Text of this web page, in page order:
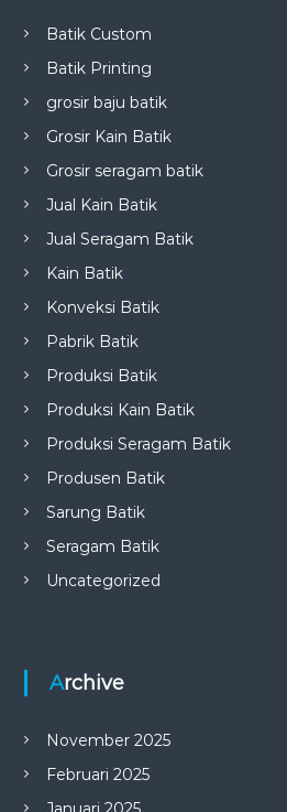
Batik Custom
Batik Printing
grosir baju batik
Grosir Kain Batik
Grosir seragam batik
Jual Kain Batik
Jual Seragam Batik
Kain Batik
Konveksi Batik
Pabrik Batik
Produksi Batik
Produksi Kain Batik
Produksi Seragam Batik
Produsen Batik
Sarung Batik
Seragam Batik
Uncategorized
Archive
November 2025
Februari 2025